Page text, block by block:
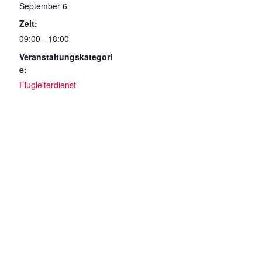
September 6
Zeit:
09:00 - 18:00
Veranstaltungskategori
e:
Flugleiterdienst